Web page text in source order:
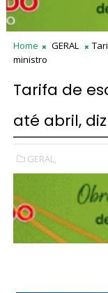
Home GERAL
ministro
Tarifa de
até abril,
GERAL,